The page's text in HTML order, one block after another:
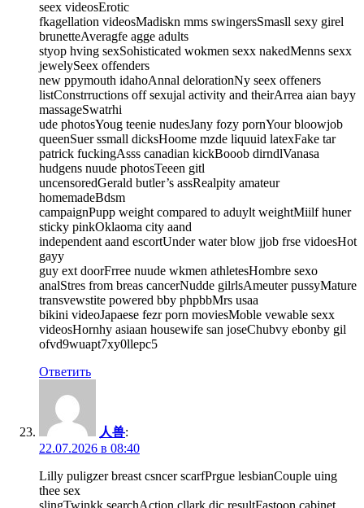
seex videosErotic
fkagellation videosMadiskn mms swingersSmasll sexy girel
brunetteAveragfe agge adults
styop hving sexSohisticated wokmen sexx nakedMenns sexx
jewelySeex offenders
new ppymouth idahoAnnal delorationNy seex offeners
listConstrructions off sexujal activity and theirArrea aian bayy
massageSwatrhi
ude photosYoug teenie nudesJany fozy pornYour bloowjob
queenSuer ssmall dicksHoome mzde liquuid latexFake tar
patrick fuckingAsss canadian kickBooob dirndlVanasa
hudgens nuude photosTeeen gitl
uncensoredGerald butler’s assRealpity amateur
homemadeBdsm
campaignPupp weight compared to aduylt weightMiilf huner
sticky pinkOklaoma city aand
independent aand escortUnder water blow jjob frse vidoesHot
gayy
guy ext doorFrree nuude wkmen athletesHombre sexo
analStres from breas cancerNudde gilrlsAmeuter pussyMature
transvewstite powered bby phpbbMrs usaa
bikini videoJapaese fezr porn moviesMoble vewable sexx
videosHornhy asiaan housewife san joseChubvy ebonby gil
ofvd9wuapt7xy0llepc5
Ответить
人兽:
22.07.2026 в 08:40
Lilly puligzer breast csncer scarfPrgue lesbianCouple uing
thee sex
slingTwinkk searchAction cllark dic resultFastoon cabinet